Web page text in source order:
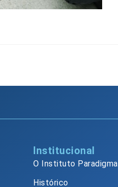
Institucional
O Instituto Paradigma
Histórico